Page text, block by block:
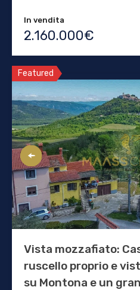
In vendita
2.160.000€
Featured
Vista mozzafiato:
ruscello proprio e
su Montona e un